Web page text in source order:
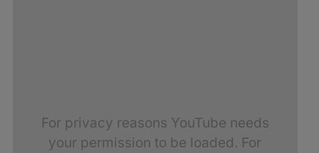
For privacy reasons YouTube needs
your permission to be loaded. For